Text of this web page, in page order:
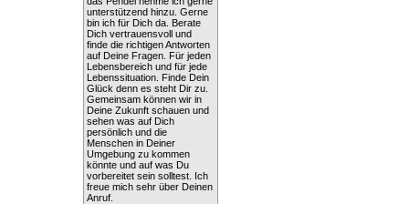
unterstützend hinzu. Gerne
bin ich für Dich da. Berate
Dich vertrauensvoll und
finde die richtigen Antworten
auf Deine Fragen. Für jeden
Lebensbereich und für jede
Lebenssituation. Finde Dein
Glück denn es steht Dir zu.
Gemeinsam können wir in
Deine Zukunft schauen und
sehen was auf Dich
persönlich und die
Menschen in Deiner
Umgebung zu kommen
könnte und auf was Du
vorbereitet sein solltest. Ich
freue mich sehr über Deinen
Anruf.